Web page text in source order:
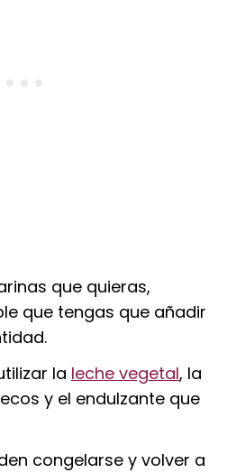
que quieras,
que tengas que añadir
la leche vegetal, la
y el endulzante que
congelarse y volver a